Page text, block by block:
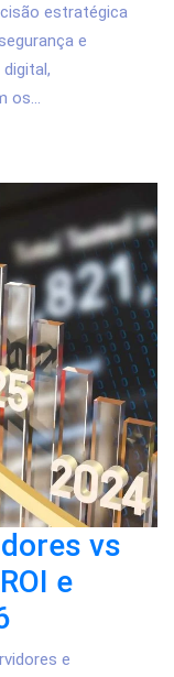
estratégica
e
os...
vs
e
e